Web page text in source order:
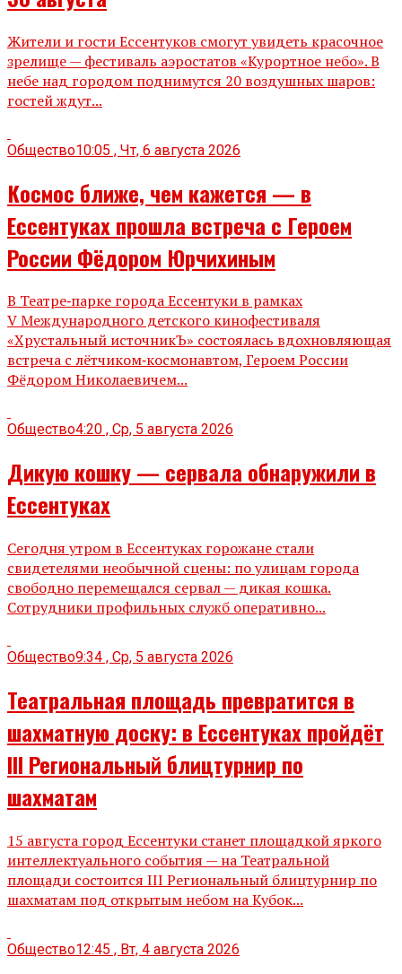
Жители и гости Ессентуков смогут увидеть красочное
зрелище — фестиваль аэростатов «Курортное небо». В
небе над городом поднимутся 20 воздушных шаров:
гостей ждут...
Общество10:05 , Чт, 6 августа 2026
Космос ближе, чем кажется — в
Ессентуках прошла встреча с Героем
России Фёдором Юрчихиным
В Театре‑парке города Ессентуки в рамках
V Международного детского кинофестиваля
«Хрустальный источникЪ» состоялась вдохновляющая
встреча с лётчиком‑космонавтом, Героем России
Фёдором Николаевичем...
Общество4:20 , Ср, 5 августа 2026
Дикую кошку — сервала обнаружили в
Ессентуках
Сегодня утром в Ессентуках горожане стали
свидетелями необычной сцены: по улицам города
свободно перемещался сервал — дикая кошка.
Сотрудники профильных служб оперативно...
Общество9:34 , Ср, 5 августа 2026
Театральная площадь превратится в
шахматную доску: в Ессентуках пройдёт
III Региональный блицтурнир по
шахматам
15 августа город Ессентуки станет площадкой яркого
интеллектуального события — на Театральной
площади состоится III Региональный блицтурнир по
шахматам под открытым небом на Кубок...
Общество12:45 , Вт, 4 августа 2026